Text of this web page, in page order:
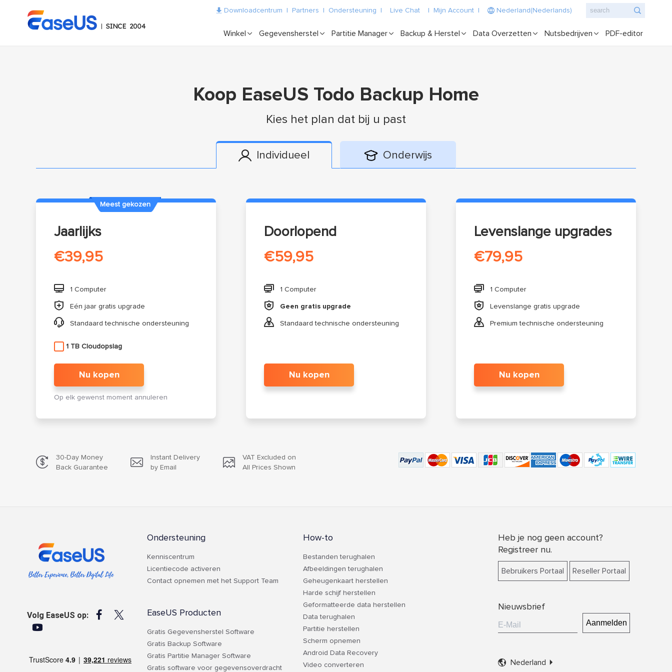
Downloadcentrum Partners Ondersteuning Live Chat Mijn Account Nederland(Nederlands)
Winkel Gegevensherstel Partitie Manager Backup & Herstel Data Overzetten Nutsbedrijven PDF-editor
Koop EaseUS Todo Backup Home
Kies het plan dat bij u past
Individueel Onderwijs
Meest gekozen
Jaarlijks
€39,95
 1 Computer
 Eén jaar gratis upgrade
 Standaard technische ondersteuning
1 TB Cloudopslag
Nu kopen
Op elk gewenst moment annuleren
Doorlopend
€59,95
 1 Computer
 Geen gratis upgrade
 Standaard technische ondersteuning
Nu kopen
Levenslange upgrades
€79,95
 1 Computer
 Levenslange gratis upgrade
 Premium technische ondersteuning
Nu kopen
30-Day Money
Back Guarantee
Instant Delivery
by Email
VAT Excluded on
All Prices Shown
Volg EaseUS op: 


Ondersteuning
Kenniscentrum
Licentiecode activeren
Contact opnemen met het Support Team
EaseUS Producten
Gratis Gegevensherstel Software
Gratis Backup Software
Gratis Partitie Manager Software
Gratis software voor gegevensoverdracht
How-to
Bestanden terughalen
Afbeeldingen terughalen
Geheugenkaart herstellen
Harde schijf herstellen
Geformatteerde data herstellen
Data terughalen
Partitie herstellen
Scherm opnemen
Android Data Recovery
Video converteren
Heb je nog geen account?
Registreer nu.
Bebruikers Portaal Reseller Portaal
Nieuwsbrief
 Nederland 